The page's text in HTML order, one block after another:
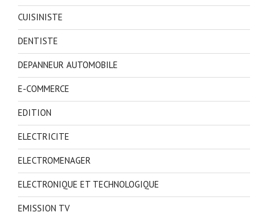
CUISINISTE
DENTISTE
DEPANNEUR AUTOMOBILE
E-COMMERCE
EDITION
ELECTRICITE
ELECTROMENAGER
ELECTRONIQUE ET TECHNOLOGIQUE
EMISSION TV